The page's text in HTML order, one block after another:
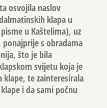
osvojila naslov
klapa u
u Kaštelima), uz
s obradama
što je bila
svijetu koja je
te zainteresirala
i da sami počnu